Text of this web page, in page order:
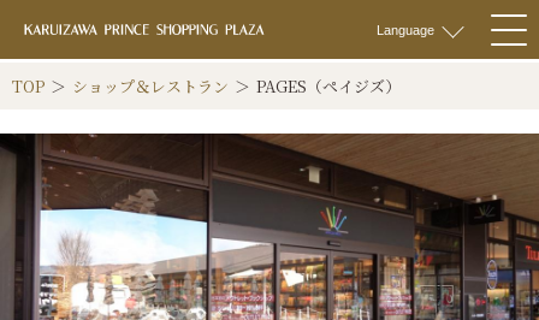
軽井沢 プリンス
Language
TOP ショップ＆レストラン PAGES（ペイジズ）